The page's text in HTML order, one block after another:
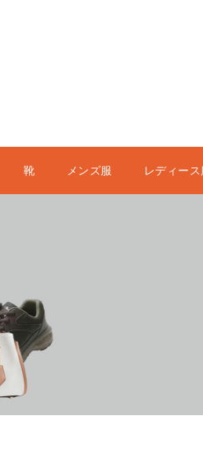
靴 メンズ服 レディース